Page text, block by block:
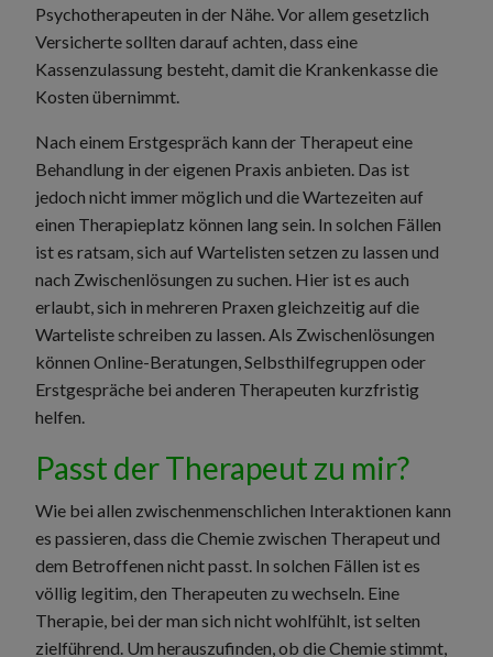
Psychotherapeuten in der Nähe. Vor allem gesetzlich
Versicherte sollten darauf achten, dass eine
Kassenzulassung besteht, damit die Krankenkasse die
Kosten übernimmt.
Nach einem Erstgespräch kann der Therapeut eine
Behandlung in der eigenen Praxis anbieten. Das ist
jedoch nicht immer möglich und die Wartezeiten auf
einen Therapieplatz können lang sein. In solchen Fällen
ist es ratsam, sich auf Wartelisten setzen zu lassen und
nach Zwischenlösungen zu suchen. Hier ist es auch
erlaubt, sich in mehreren Praxen gleichzeitig auf die
Warteliste schreiben zu lassen. Als Zwischenlösungen
können Online-Beratungen, Selbsthilfegruppen oder
Erstgespräche bei anderen Therapeuten kurzfristig
helfen.
Passt der Therapeut zu mir?
Wie bei allen zwischenmenschlichen Interaktionen kann
es passieren, dass die Chemie zwischen Therapeut und
dem Betroffenen nicht passt. In solchen Fällen ist es
völlig legitim, den Therapeuten zu wechseln. Eine
Therapie, bei der man sich nicht wohlfühlt, ist selten
zielführend. Um herauszufinden, ob die Chemie stimmt,